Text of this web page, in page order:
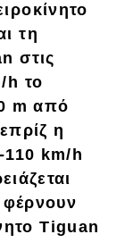
τη
στις
h το
m από
η
110 km/h
φέρνουν
Tiguan